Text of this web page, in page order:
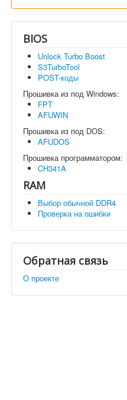
BIOS
Unlock Turbo Boost
S3TurboTool
POST-коды
Прошивка из под Windows:
FPT
AFUWIN
Прошивка из под DOS:
AFUDOS
Прошивка программатором:
CH341A
RAM
Выбор обычной DDR4
Проверка на ошибки
Обратная связь
О проекте